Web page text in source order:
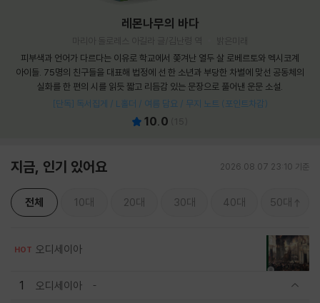
레몬나무의 바다
피부색과 언어가 다르다는 이유로 학교에서 쫓겨난 열두 살 로베르토와 멕시코계
아이들. 75명의 친구들을 대표해 법정에 선 한 소년과 부당한 차별에 맞선 공동체의
실화를 한 편의 시를 읽듯 짧고 리듬감 있는 문장으로 풀어낸 운문 소설.
[단독] 독서집게 / L홀더 / 여름 담요 / 무지 노트 (포인트차감)
10.0
지금, 인기 있어요 2026.08.07 23:10 기준
전체 10대 20대 30대 40대 50대
HOT 오디세이아
1 오디세이아